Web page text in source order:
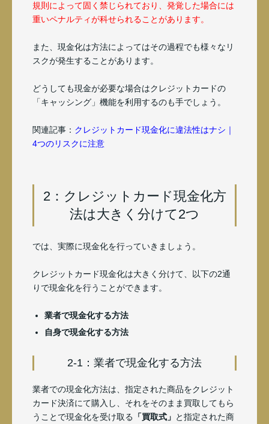
規則によって固く禁じられており、発覚した場合には
重いペナルティが科せられることがあります。
また、現金化は方法によってはその過程でも様々なリ
スクが発生することがあります。
どうしても現金が必要な場合はクレジットカードの
「キャッシング」機能を利用するのも手でしょう。
関連記事： クレジットカード現金化に違法性はナシ｜
4つのリスクに注意
2：クレジットカード現金化方
法は大きく分けて2つ
では、実際に現金化を行っていきましょう。
クレジットカード現金化は大きく分けて、以下の2通
りで現金化を行うことができます。
業者で現金化する方法
自身で現金化する方法
2-1：業者で現金化する方法
業者での現金化方法は、指定された商品をクレジット
カード決済にて購入し、それをそのまま買取してもら
うことで現金化を受け取る 「買取式」 と指定された商